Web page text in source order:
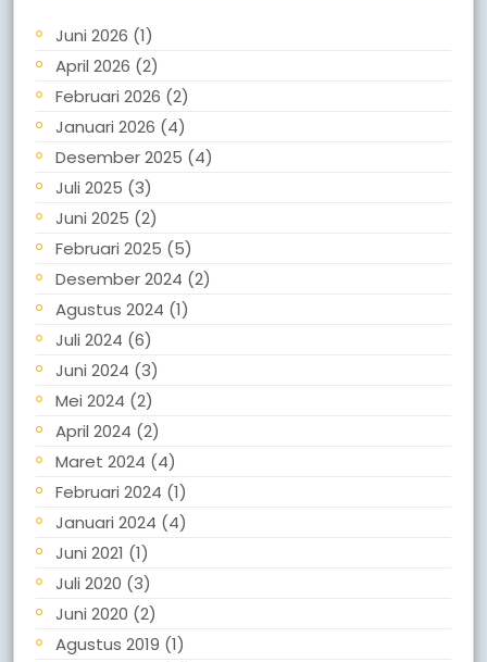
Juni 2026 (1)
April 2026 (2)
Februari 2026 (2)
Januari 2026 (4)
Desember 2025 (4)
Juli 2025 (3)
Juni 2025 (2)
Februari 2025 (5)
Desember 2024 (2)
Agustus 2024 (1)
Juli 2024 (6)
Juni 2024 (3)
Mei 2024 (2)
April 2024 (2)
Maret 2024 (4)
Februari 2024 (1)
Januari 2024 (4)
Juni 2021 (1)
Juli 2020 (3)
Juni 2020 (2)
Agustus 2019 (1)